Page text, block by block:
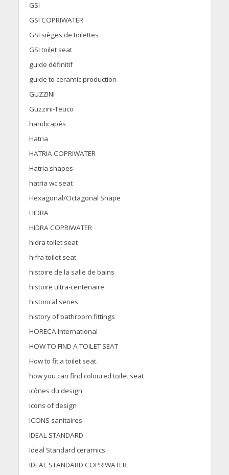
GSI
GSI COPRIWATER
GSI sièges de toilettes
GSI toilet seat
guide définitif
guide to ceramic production
GUZZINI
Guzzini-Teuco
handicapés
Hatria
HATRIA COPRIWATER
Hatria shapes
hatria wc seat
Hexagonal/Octagonal Shape
HIDRA
HIDRA COPRIWATER
hidra toilet seat
hifra toilet seat
histoire de la salle de bains
histoire ultra-centenaire
historical series
history of bathroom fittings
HORECA International
HOW TO FIND A TOILET SEAT
How to fit a toilet seat.
how you can find coloured toilet seat
icônes du design
icons of design
ICONS sanitaires
IDEAL STANDARD
Ideal Standard ceramics
IDEAL STANDARD COPRIWATER